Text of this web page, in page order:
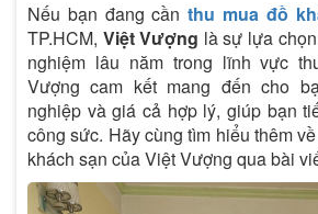
Nếu bạn đang cầnthu mua đồ
TP.HCM, Việt Vượng là sự lựa
nghiệm lâu năm trong lĩnh vực
Vượng cam kết mang đến cho
nghiệp và giá cả hợp lý, giúp bạn
công sức. Hãy cùng tìm hiểu thêm
khách sạn của Việt Vượng qua bài